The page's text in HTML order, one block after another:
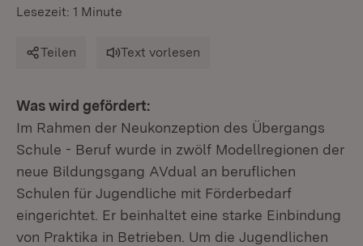
Lesezeit: 1 Minute
Teilen Text vorlesen
Was wird gefördert:
Im Rahmen der Neukonzeption des Übergangs
Schule - Beruf wurde in zwölf Modellregionen der
neue Bildungsgang AVdual an beruflichen
Schulen für Jugendliche mit Förderbedarf
eingerichtet. Er beinhaltet eine starke Einbindung
von Praktika in Betrieben. Um die Jugendlichen